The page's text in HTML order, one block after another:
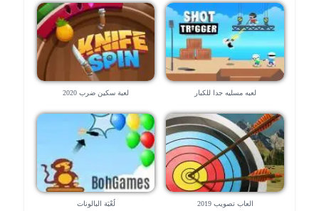
لعبه مسليه جدا للكبار لعبة سكين ضرب 2020
العاب تصويب 2019 لُعْبَة البالونات